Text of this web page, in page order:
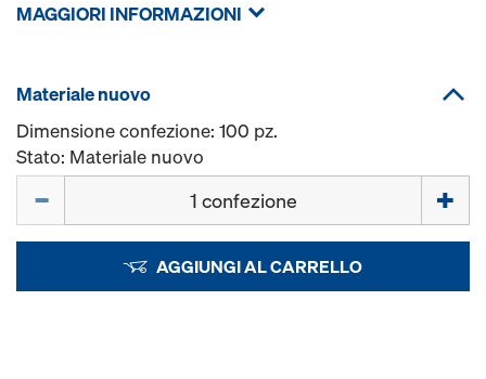
MAGGIORI INFORMAZIONI
Materiale nuovo
Dimensione confezione: 100 pz.
Stato: Materiale nuovo
AGGIUNGI AL CARRELLO